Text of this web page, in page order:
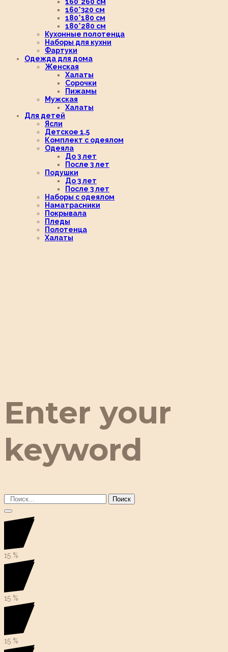
160*320 см
180*180 см
180*280 см
Кухонные полотенца
Наборы для кухни
Фартуки
Одежда для дома
Женская
Халаты
Сорочки
Пижамы
Мужская
Халаты
Для детей
Ясли
Детское 1,5
Комплект с одеялом
Одеяла
До 3 лет
После 3 лет
Подушки
До 3 лет
После 3 лет
Наборы с одеялом
Наматрасники
Покрывала
Пледы
Полотенца
Халаты
Enter your
keyword
Поиск
15 %
15 %
15 %